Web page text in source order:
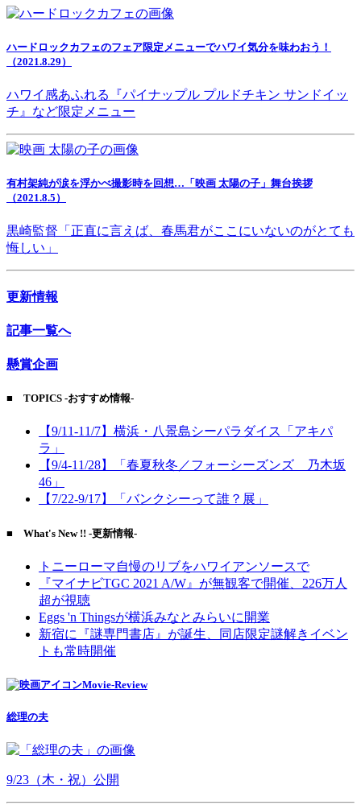
ハードロックカフェのフェア限定メニューでハワイ気分を味わおう！
（2021.8.29）
ハワイ感あふれる『パイナップル プルドチキン サンドイッ
チ』など限定メニュー
有村架純が涙を浮かべ撮影時を回想…「映画 太陽の子」舞台挨拶
（2021.8.5）
黒崎監督「正直に言えば、春馬君がここにいないのがとても
悔しい」
更新情報
記事一覧へ
懸賞企画
■ TOPICS -おすすめ情報-
【9/11-11/7】横浜・八景島シーパラダイス「アキパ
ラ」
【9/4-11/28】「春夏秋冬／フォーシーズンズ 乃木坂
46」
【7/22-9/17】「バンクシーって誰？展」
■ What's New !! -更新情報-
トニーローマ自慢のリブをハワイアンソースで
『マイナビTGC 2021 A/W』が無観客で開催、226万人
超が視聴
Eggs 'n Thingsが横浜みなとみらいに開業
新宿に『謎専門書店』が誕生、同店限定謎解きイベン
トも常時開催
Movie-Review
総理の夫
9/23（木・祝）公開